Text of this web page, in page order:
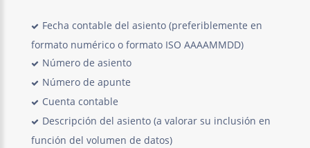
Fecha contable del asiento (preferiblemente en
formato numérico o formato ISO AAAAMMDD)
Número de asiento
Número de apunte
Cuenta contable
Descripción del asiento (a valorar su inclusión en
función del volumen de datos)